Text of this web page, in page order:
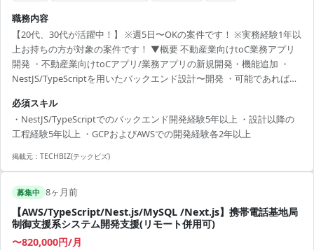
職務内容
【20代、30代が活躍中！】 ※週5日〜OKの案件です！ ※実務経験1年以
上お持ちの方が対象の案件です！ ▼概要 不動産業向けtoC業務アプリ
開発 ・不動産業向けtoCアプリ/業務アプリの新規開発・機能追加 ・
NestJS/TypeScriptを用いたバックエンド設計〜開発 ・可能であれば
GCP/AWS/NestJS/TypeScript ▼条件等 出社：フルリモート 精算幅：変
動(18日144h±18h〜22日176h±22h) 面談回数：2回 勤務時間：9:30〜
18:30 【必須スキル】 ・NestJS/TypeScriptでのバックエンド開発経験5
年...
必須スキル
・NestJS/TypeScriptでのバックエンド開発経験5年以上 ・設計以降の
工程経験5年以上 ・GCPおよびAWSでの開発経験各2年以上
掲載元： TECHBIZ(テックビズ)
募集中 8ヶ月前
【AWS/TypeScript/Nest.js/MySQL /Next.js】携帯電話基地局
制御支援系システム開発支援(リモート併用可)
〜820,000円/月